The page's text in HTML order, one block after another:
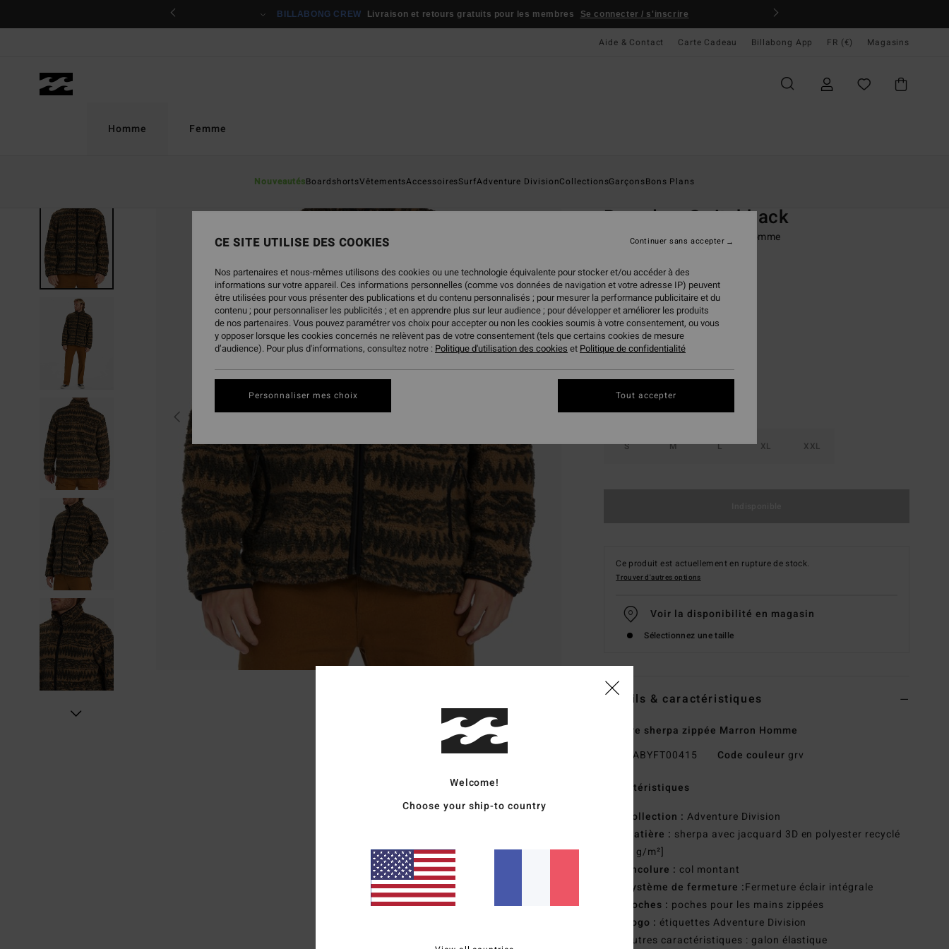
BILLABONG CREW Livraison et retours gratuits pour les membres Se connecter / s'inscrire
Aide & Contact Carte Cadeau Billabong App FR (€) Magasins
Homme
NouveautésBoardshortsVêtementsAccessoiresSurfAdventure DivisionCollectionsGarçonsBons Plans
Femme
RUPTURE DE STOCK
Boundary Switchback
Polaire sherpa zippée Marron Homme
ECO-BONUS
119,95 €
CouleurGravel
S M L XL XXL
Ce produit est actuellement en rupture de stock.
Trouver d'autres options
Voir la disponibilité en magasin
Sélectionnez une taille
Details & caractéristiques
Polaire sherpa zippée Marron Homme
ABYFT00415 Code couleur grv
Caractéristiques
Collection : Adventure Division
Matière : sherpa avec jacquard 3D en polyester recyclé
[355 g/m²]
Encolure : col montant
Système de fermeture :Fermeture éclair intégrale
Poches : poches pour les mains zippées
Logo : étiquettes Adventure Division
Autres caractéristiques : galon élastique
Welcome!
Choose your ship-to country
CE SITE UTILISE DES COOKIES
Nos partenaires et nous-mêmes utilisons des cookies ou une technologie équivalente pour stocker et/ou accéder à des
informations sur votre appareil. Ces informations personnelles (comme vos données de navigation et votre adresse IP) peuvent
être utilisées pour vous présenter des publications et du contenu personnalisés ; pour mesurer la performance publicitaire et du
contenu ; pour personnaliser les publicités ; et en apprendre plus sur leur audience ; pour développer et améliorer les produits
de nos partenaires. Vous pouvez paramétrer vos choix pour accepter ou non les cookies soumis à votre consentement, ou vous
y opposer lorsque les cookies concernés ne relèvent pas de votre consentement (tels que certains cookies de mesure
d’audience). Pour plus d'informations, consultez notre : Politique d'utilisation des cookies et Politique de confidentialité
Personnaliser mes choix
Continuer sans accepter
Tout accepter